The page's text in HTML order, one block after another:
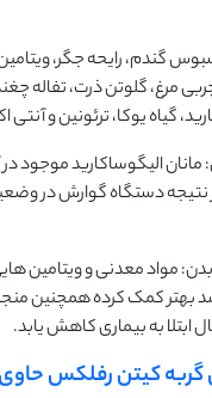
مرغ (45%)، سبوس گندم، رایحه جگر،
مرغ، گلوتن ذرت، تفاله
گیاه یوکا، ترئونین و آنتی
الیگوساکارید موجود در
نتیجه دستگاه گوارش در
مواد معدنی و ویتامین
بهتر کمک کرده همچنین
ابتلا به بیماری کاهش یابد.
کیتن رفلکس حاوی